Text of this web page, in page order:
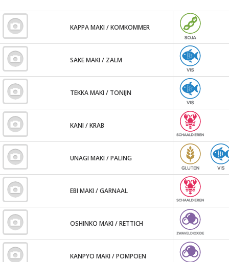
KAPPA MAKI / KOMKOMMER
SAKE MAKI / ZALM
TEKKA MAKI / TONIJN
KANI / KRAB
UNAGI MAKI / PALING
EBI MAKI / GARNAAL
OSHINKO MAKI / RETTICH
KANPYO MAKI / POMPOEN